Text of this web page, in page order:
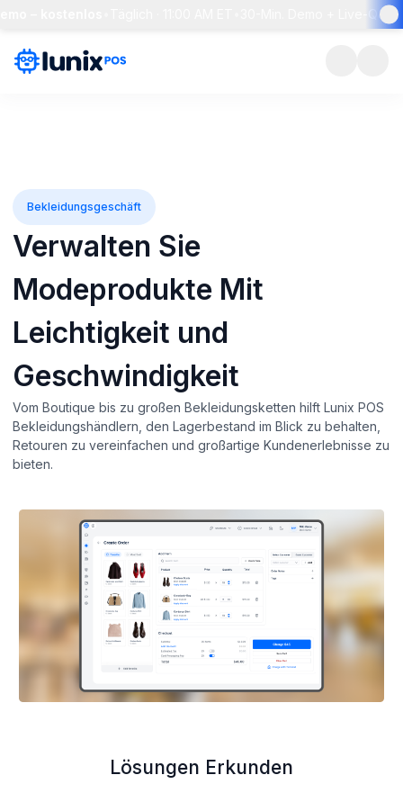
Bekleidungsgeschäft
Verwalten Sie
Modeprodukte Mit
Leichtigkeit und
Geschwindigkeit
Vom Boutique bis zu großen Bekleidungsketten hilft Lunix POS
Bekleidungshändlern, den Lagerbestand im Blick zu behalten,
Retouren zu vereinfachen und großartige Kundenerlebnisse zu
bieten.
Lösungen Erkunden